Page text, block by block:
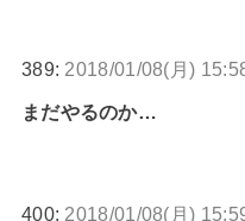
389: 2018/01/08(月)
まだやるのか…
400: 2018/01/08(月)